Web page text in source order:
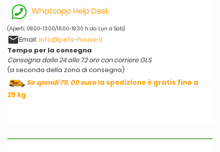
Whatsapp Help Desk
(Aperti, 09:00-13:00/16:00-19:30 h da Lun a Sab)
emailEmail: info@pets-house.it
Tempo per la consegna
Consegna dalle 24 alle 72 ore con corriere GLS
(a seconda della zona di consegna)
Se spendi 79, 00 eurola spedizione è gratis fino a
25 kg